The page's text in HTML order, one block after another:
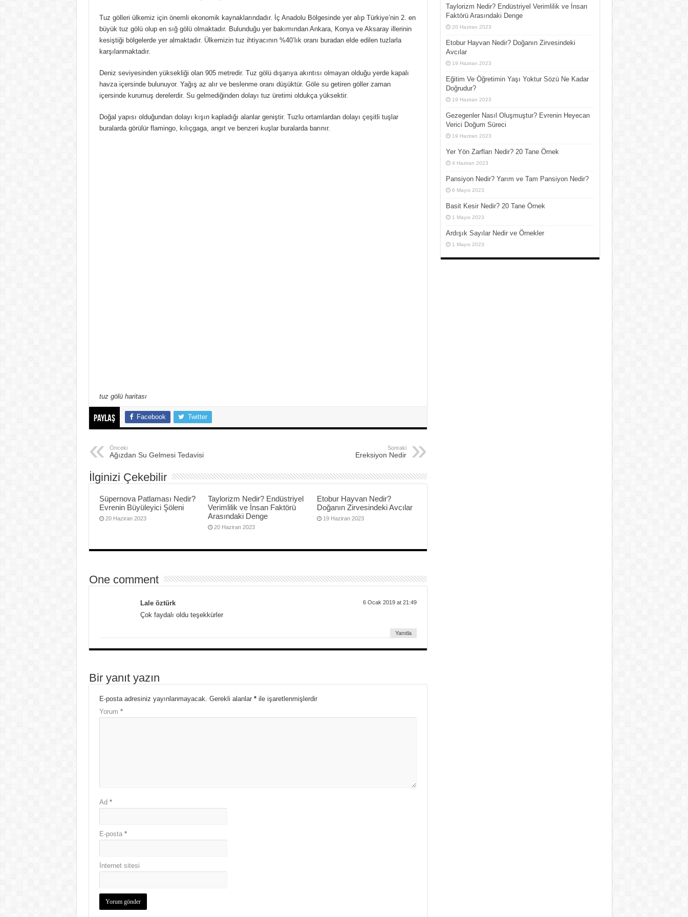
Basit Kesir Nedir? 20 Tane Örnek
Ardışık Sayılar Nedir ve Örnekler
Ünlü Türemesi Nedir? 20 Tane Örnek
Tuz gölleri ülkemiz için önemli ekonomik kaynaklarındadır. İç Anadolu Bölgesinde yer alıp Türkiye’nin 2. en
büyük tuz gölü olup en sığ gölü olmaktadır. Bulunduğu yer bakımından Ankara, Konya ve Aksaray illerinin
kesiştiği bölgelerde yer almaktadır. Ülkemizin tuz ihtiyacının %40’lık oranı buradan elde edilen tuzlarla
karşılanmaktadır.
Deniz seviyesinden yüksekliği olan 905 metredir. Tuz gölü dışarıya akıntısı olmayan olduğu yerde kapalı
havza içersinde bulunuyor. Yağış az alır ve beslenme oranı düşüktür. Göle su getiren göller zaman
içersinde kurumuş derelerdir. Su gelmediğinden dolayı tuz üretimi oldukça yüksektir.
Doğal yapısı olduğundan dolayı kışın kapladığı alanlar geniştir. Tuzlu ortamlardan dolayı çeşitli tuşlar
buralarda görülür flamingo, kılıçgaga, angıt ve benzeri kuşlar buralarda barınır.
tuz gölü haritası
Paylaş Facebook Twitter
Önceki
Ağızdan Su Gelmesi Tedavisi
Sonraki
Ereksiyon Nedir
İlginizi Çekebilir
Süpernova Patlaması Nedir?
Evrenin Büyüleyici Şöleni
20 Haziran 2023
Taylorizm Nedir? Endüstriyel
Verimlilik ve İnsan Faktörü
Arasındaki Denge
20 Haziran 2023
Etobur Hayvan Nedir?
Doğanın Zirvesindeki Avcılar
19 Haziran 2023
One comment
Lale öztürk 6 Ocak 2019 at 21:49
Çok faydalı oldu teşekkürler
Yanıtla
Bir yanıt yazın
E-posta adresiniz yayınlanmayacak. Gerekli alanlar *ile işaretlenmişlerdir
Yorum *
Ad *
E-posta *
İnternet sitesi
Taylorizm Nedir? Endüstriyel Verimlilik ve İnsan
Faktörü Arasındaki Denge
20 Haziran 2023
Etobur Hayvan Nedir? Doğanın Zirvesindeki
Avcılar
19 Haziran 2023
Eğitim Ve Öğretimin Yaşı Yoktur Sözü Ne Kadar
Doğrudur?
19 Haziran 2023
Gezegenler Nasıl Oluşmuştur? Evrenin Heyecan
Verici Doğum Süreci
19 Haziran 2023
Yer Yön Zarfları Nedir? 20 Tane Örnek
4 Haziran 2023
Pansiyon Nedir? Yarım ve Tam Pansiyon Nedir?
6 Mayıs 2023
Basit Kesir Nedir? 20 Tane Örnek
1 Mayıs 2023
Ardışık Sayılar Nedir ve Örnekler
1 Mayıs 2023